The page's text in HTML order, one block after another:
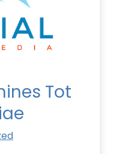
Tot